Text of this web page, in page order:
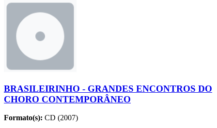
BRASILEIRINHO - GRANDES ENCONTROS DO
CHORO CONTEMPORÂNEO
Formato(s): CD (2007)